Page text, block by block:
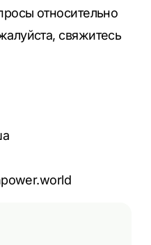
относительно
свяжитесь